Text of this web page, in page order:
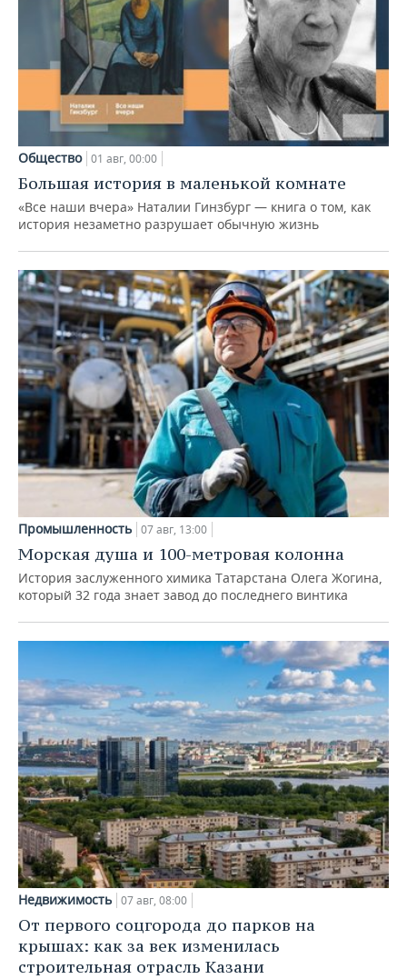
Общество 01 авг, 00:00
Большая история в маленькой комнате
«Все наши вчера» Наталии Гинзбург — книга о том, как
история незаметно разрушает обычную жизнь
Промышленность 07 авг, 13:00
Морская душа и 100-метровая колонна
История заслуженного химика Татарстана Олега Жогина,
который 32 года знает завод до последнего винтика
Недвижимость 07 авг, 08:00
От первого соцгорода до парков на
крышах: как за век изменилась
строительная отрасль Казани